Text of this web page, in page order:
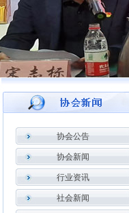
协会公告
协会新闻
行业资讯
社会新闻